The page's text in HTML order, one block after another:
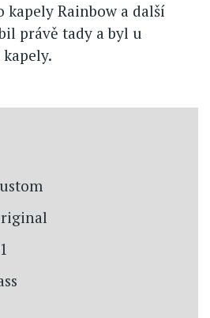
kapely Rainbow a další
právě tady a byl u